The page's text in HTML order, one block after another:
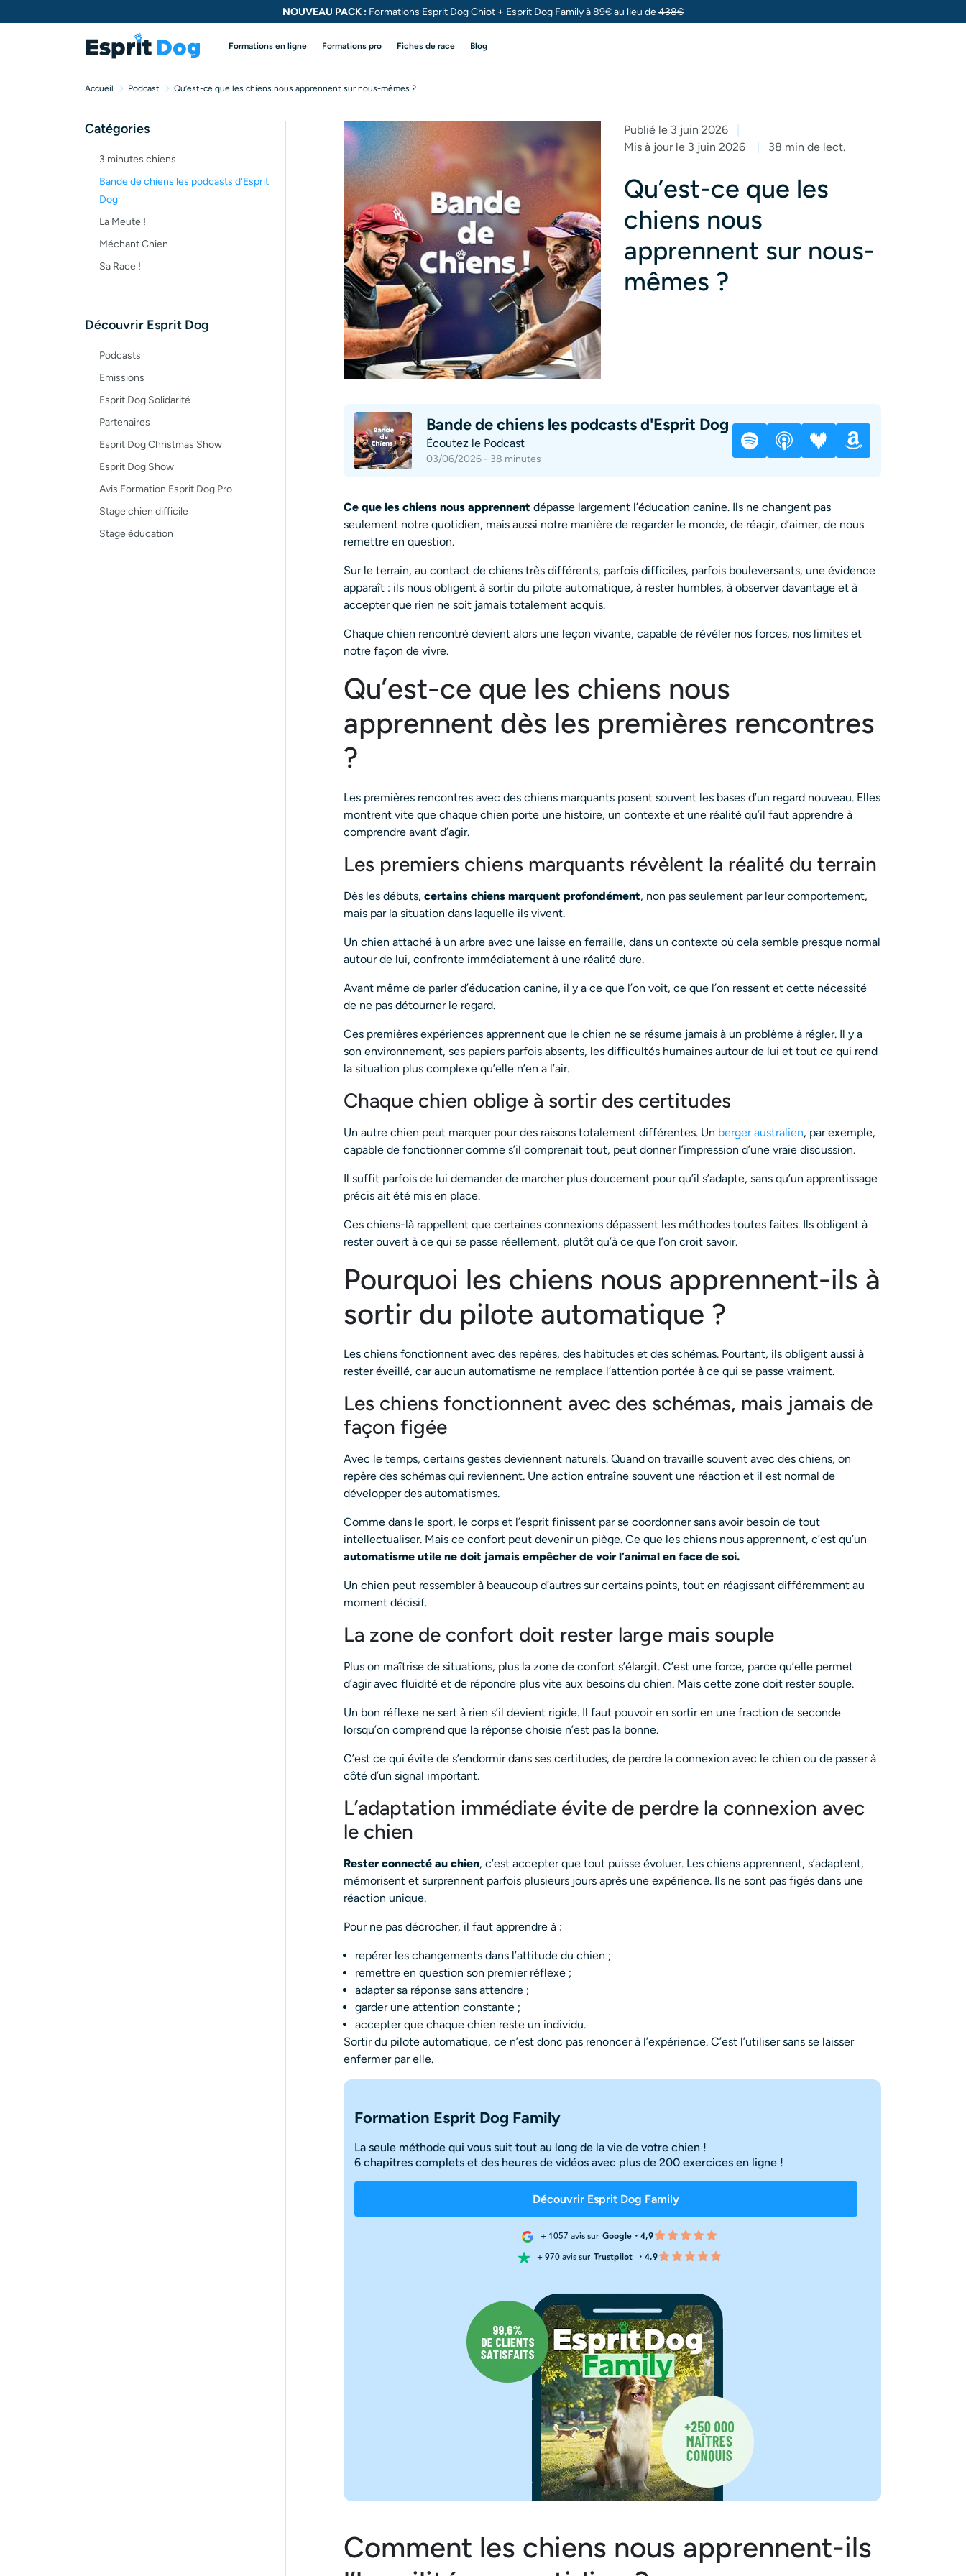
NOUVEAU PACK : Formations Esprit Dog Chiot + Esprit Dog Family à 89€ au lieu de438€
Formations en ligne Formations pro Fiches de race Blog
Accueil Podcast Qu’est-ce que les chiens nous apprennent sur nous-mêmes ?
Catégories
3 minutes chiens
Bande de chiens les podcasts d'Esprit
Dog
La Meute !
Méchant Chien
Sa Race !
Découvrir Esprit Dog
Podcasts
Emissions
Esprit Dog Solidarité
Partenaires
Esprit Dog Christmas Show
Esprit Dog Show
Avis Formation Esprit Dog Pro
Stage chien difficile
Stage éducation
Publié le 3 juin 2026
Mis à jour le 3 juin 2026
38 min de lect.
Qu’est-ce que les
chiens nous
apprennent sur nous-
mêmes ?
Bande de chiens les podcasts d'Esprit Dog
Écoutez le Podcast
03/06/2026 - 38 minutes
Ce que les chiens nous apprennent dépasse largement l’éducation canine. Ils ne changent pas
seulement notre quotidien, mais aussi notre manière de regarder le monde, de réagir, d’aimer, de nous
remettre en question.
Sur le terrain, au contact de chiens très différents, parfois difficiles, parfois bouleversants, une évidence
apparaît : ils nous obligent à sortir du pilote automatique, à rester humbles, à observer davantage et à
accepter que rien ne soit jamais totalement acquis.
Chaque chien rencontré devient alors une leçon vivante, capable de révéler nos forces, nos limites et
notre façon de vivre.
Qu’est-ce que les chiens nous
apprennent dès les premières rencontres
?
Les premières rencontres avec des chiens marquants posent souvent les bases d’un regard nouveau. Elles
montrent vite que chaque chien porte une histoire, un contexte et une réalité qu’il faut apprendre à
comprendre avant d’agir.
Les premiers chiens marquants révèlent la réalité du terrain
Dès les débuts, certains chiens marquent profondément, non pas seulement par leur comportement,
mais par la situation dans laquelle ils vivent.
Un chien attaché à un arbre avec une laisse en ferraille, dans un contexte où cela semble presque normal
autour de lui, confronte immédiatement à une réalité dure.
Avant même de parler d’éducation canine, il y a ce que l’on voit, ce que l’on ressent et cette nécessité
de ne pas détourner le regard.
Ces premières expériences apprennent que le chien ne se résume jamais à un problème à régler. Il y a
son environnement, ses papiers parfois absents, les difficultés humaines autour de lui et tout ce qui rend
la situation plus complexe qu’elle n’en a l’air.
Chaque chien oblige à sortir des certitudes
Un autre chien peut marquer pour des raisons totalement différentes. Un berger australien, par exemple,
capable de fonctionner comme s’il comprenait tout, peut donner l’impression d’une vraie discussion.
Il suffit parfois de lui demander de marcher plus doucement pour qu’il s’adapte, sans qu’un apprentissage
précis ait été mis en place.
Ces chiens-là rappellent que certaines connexions dépassent les méthodes toutes faites. Ils obligent à
rester ouvert à ce qui se passe réellement, plutôt qu’à ce que l’on croit savoir.
Pourquoi les chiens nous apprennent-ils à
sortir du pilote automatique ?
Les chiens fonctionnent avec des repères, des habitudes et des schémas. Pourtant, ils obligent aussi à
rester éveillé, car aucun automatisme ne remplace l’attention portée à ce qui se passe vraiment.
Les chiens fonctionnent avec des schémas, mais jamais de
façon figée
Avec le temps, certains gestes deviennent naturels. Quand on travaille souvent avec des chiens, on
repère des schémas qui reviennent. Une action entraîne souvent une réaction et il est normal de
développer des automatismes.
Comme dans le sport, le corps et l’esprit finissent par se coordonner sans avoir besoin de tout
intellectualiser. Mais ce confort peut devenir un piège. Ce que les chiens nous apprennent, c’est qu’un
automatisme utile ne doit jamais empêcher de voir l’animal en face de soi.
Un chien peut ressembler à beaucoup d’autres sur certains points, tout en réagissant différemment au
moment décisif.
La zone de confort doit rester large mais souple
Plus on maîtrise de situations, plus la zone de confort s’élargit. C’est une force, parce qu’elle permet
d’agir avec fluidité et de répondre plus vite aux besoins du chien. Mais cette zone doit rester souple.
Un bon réflexe ne sert à rien s’il devient rigide. Il faut pouvoir en sortir en une fraction de seconde
lorsqu’on comprend que la réponse choisie n’est pas la bonne.
C’est ce qui évite de s’endormir dans ses certitudes, de perdre la connexion avec le chien ou de passer à
côté d’un signal important.
L’adaptation immédiate évite de perdre la connexion avec
le chien
Rester connecté au chien, c’est accepter que tout puisse évoluer. Les chiens apprennent, s’adaptent,
mémorisent et surprennent parfois plusieurs jours après une expérience. Ils ne sont pas figés dans une
réaction unique.
Pour ne pas décrocher, il faut apprendre à :
repérer les changements dans l’attitude du chien ;
remettre en question son premier réflexe ;
adapter sa réponse sans attendre ;
garder une attention constante ;
accepter que chaque chien reste un individu.
Sortir du pilote automatique, ce n’est donc pas renoncer à l’expérience. C’est l’utiliser sans se laisser
enfermer par elle.
Formation Esprit Dog Family
La seule méthode qui vous suit tout au long de la vie de votre chien !
6 chapitres complets et des heures de vidéos avec plus de 200 exercices en ligne !
Découvrir Esprit Dog Family
+ 1057 avis sur Google・4,9
+ 970 avis sur Trustpilot ・4,9
Comment les chiens nous apprennent-ils